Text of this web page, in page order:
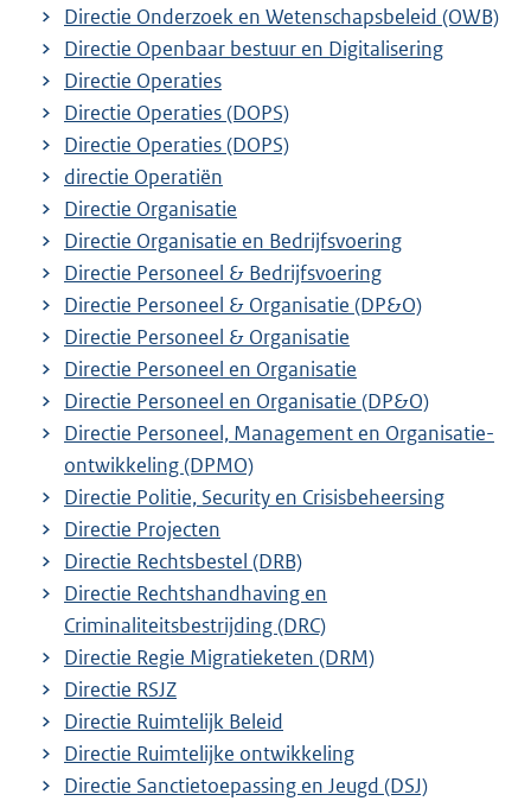
Directie Onderzoek en Wetenschapsbeleid (OWB)
Directie Openbaar bestuur en Digitalisering
Directie Operaties
Directie Operaties (DOPS)
Directie Operaties (DOPS)
directie Operatiën
Directie Organisatie
Directie Organisatie en Bedrijfsvoering
Directie Personeel & Bedrijfsvoering
Directie Personeel & Organisatie (DP&O)
Directie Personeel & Organisatie
Directie Personeel en Organisatie
Directie Personeel en Organisatie (DP&O)
Directie Personeel, Management en Organisatie-
ontwikkeling (DPMO)
Directie Politie, Security en Crisisbeheersing
Directie Projecten
Directie Rechtsbestel (DRB)
Directie Rechtshandhaving en
Criminaliteitsbestrijding (DRC)
Directie Regie Migratieketen (DRM)
Directie RSJZ
Directie Ruimtelijk Beleid
Directie Ruimtelijke ontwikkeling
Directie Sanctietoepassing en Jeugd (DSJ)